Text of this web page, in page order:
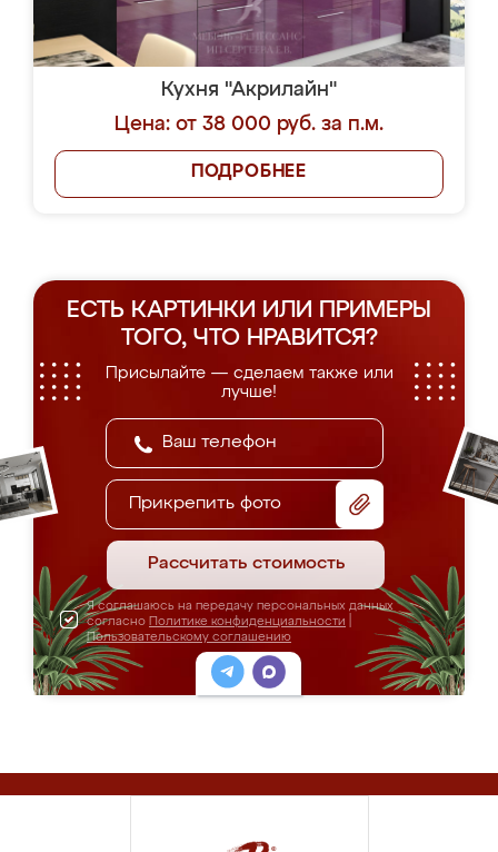
Кухня "Акрилайн"
Цена: от 38 000 руб. за п.м.
ПОДРОБНЕЕ
ЕСТЬ КАРТИНКИ ИЛИ ПРИМЕРЫ
ТОГО, ЧТО НРАВИТСЯ?
Присылайте — сделаем также или
лучше!
Прикрепить фото
Рассчитать стоимость
Я соглашаюсь на передачу персональных данных
согласно Политике конфиденциальности
Пользовательскому соглашению